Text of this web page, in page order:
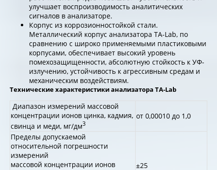
улучшает воспроизводимость аналитических
сигналов в анализаторе.
Корпус из коррозионностойкой стали.
Металлический корпус анализатора ТА-Lab, по
сравнению с широко применяемыми пластиковыми
корпусами, обеспечивает высокий уровень
помехозащищенности, абсолютную стойкость к УФ-
излучению, устойчивость к агрессивным средам и
механическим воздействиям.
Технические характеристики анализатора ТА-Lab
Диапазон измерений массовой
концентрации ионов цинка, кадмия,
свинца и меди, мг/дм3
от 0,00010 до 1,0
Пределы допускаемой
относительной погрешности
измерений
массовой концентрации ионов
±25